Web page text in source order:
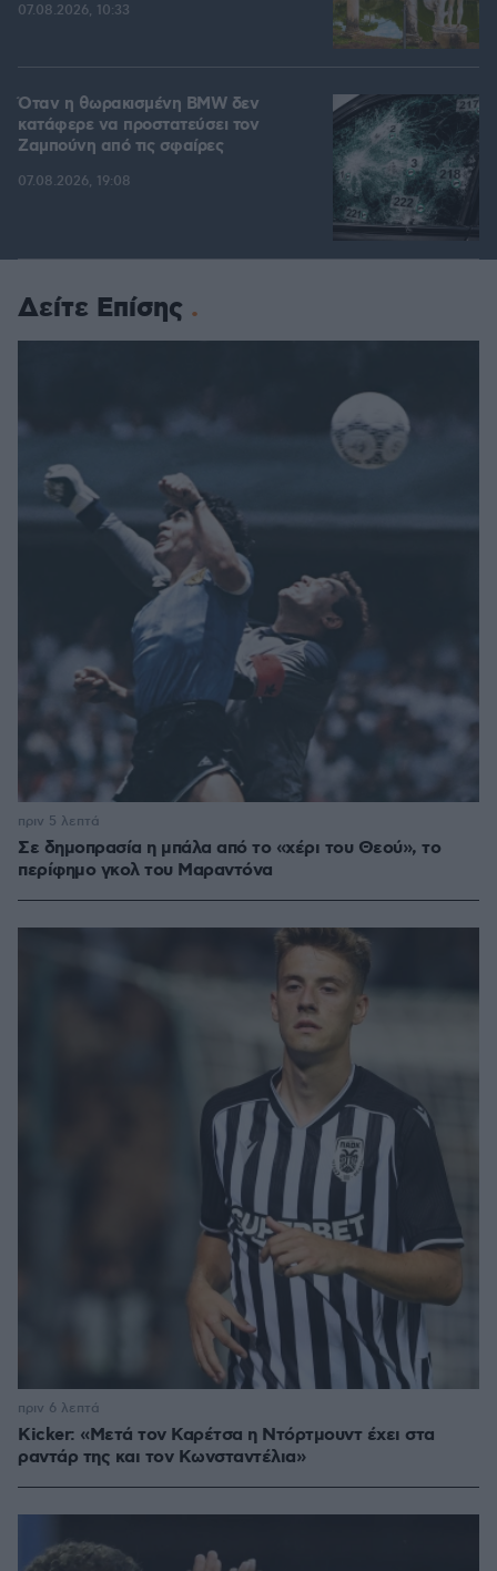
07.08.2026, 10:33
Όταν η θωρακισμένη BMW δεν
κατάφερε να προστατεύσει τον
Ζαμπούνη από τις σφαίρες
07.08.2026, 19:08
Δείτε Επίσης
Σε δημοπρασία η μπάλα από το «χέρι του Θεού», το
περίφημο γκολ του Μαραντόνα
πριν 5 λεπτά
Kicker: «Μετά τον Καρέτσα η Ντόρτμουντ έχει στα
ραντάρ της και τον Κωνσταντέλια»
πριν 6 λεπτά